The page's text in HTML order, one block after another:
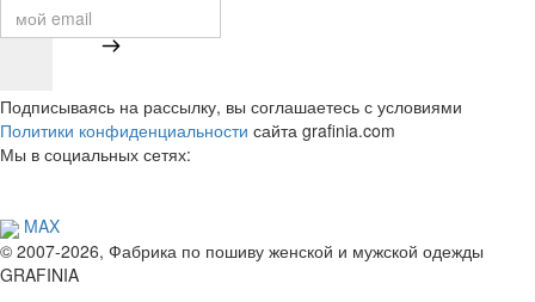
Подписываясь на рассылку, вы соглашаетесь с условиями
Политики конфиденциальности сайта grafinia.com
Мы в социальных сетях:
MAX
© 2007-2026, Фабрика по пошиву женской и мужской одежды
GRAFINIA